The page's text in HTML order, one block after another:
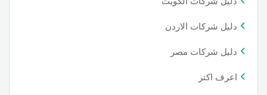
دليل شركات الاردن
دليل شركات مصر
اعرف اكتر